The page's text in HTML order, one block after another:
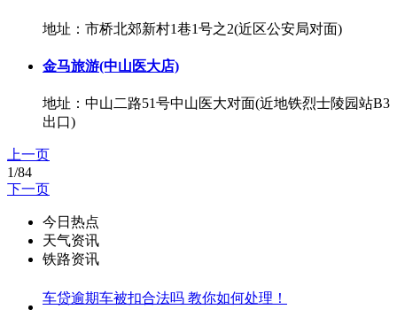
地址：市桥北郊新村1巷1号之2(近区公安局对面)
金马旅游(中山医大店)
地址：中山二路51号中山医大对面(近地铁烈士陵园站B3
出口)
上一页
1/84
下一页
今日热点
天气资讯
铁路资讯
车贷逾期车被扣合法吗 教你如何处理！